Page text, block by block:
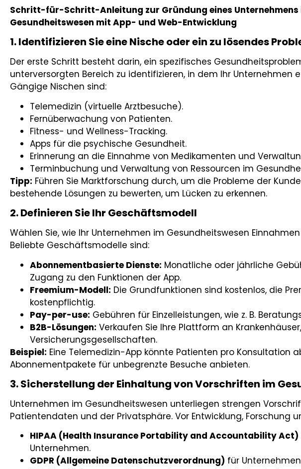
Schritt-für-Schritt-Anleitung zur Gründung eines Unternehmens
Gesundheitswesen mit App- und Web-Entwicklung
1. Identifizieren Sie eine Nische oder ein zu lösendes
Der erste Schritt besteht darin, ein spezifisches
unterversorgten Bereich zu identifizieren, in dem Ihr Unternehmen
Gängige Nischen sind:
Telemedizin (virtuelle Arztbesuche).
Fernüberwachung von Patienten.
Fitness- und Wellness-Tracking.
Apps für die psychische Gesundheit.
Erinnerung an die Einnahme von Medikamenten und
Terminbuchung und Verwaltung von Ressourcen im
Tipp: Führen Sie Marktforschung durch, um die Probleme der
bestehende Lösungen zu bewerten, um Lücken zu erkennen.
2. Definieren Sie Ihr Geschäftsmodell
Wählen Sie, wie Ihr Unternehmen im Gesundheitswesen
Beliebte Geschäftsmodelle sind:
Abonnementbasierte Dienste: Monatliche oder jährliche
Zugang zu den Funktionen der App.
Freemium-Modell: Die Grundfunktionen sind kostenlos, die
kostenpflichtig.
Pay-per-use: Gebühren für Einzelleistungen, wie z. B.
B2B-Lösungen: Verkaufen Sie Ihre Plattform an
Versicherungsgesellschaften.
Beispiel: Eine Telemedizin-App könnte Patienten pro Konsultation
Abonnementpakete für unbegrenzte Besuche anbieten.
3. Sicherstellung der Einhaltung von Vorschriften im
Unternehmen im Gesundheitswesen unterliegen strengen
Patientendaten und der Privatsphäre. Vor Entwicklung, Forschung
HIPAA (Health Insurance Portability and Accountability Act)
Unternehmen.
GDPR (Allgemeine Datenschutzverordnung) für Unternehmen